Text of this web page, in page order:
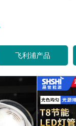
飞利浦产品